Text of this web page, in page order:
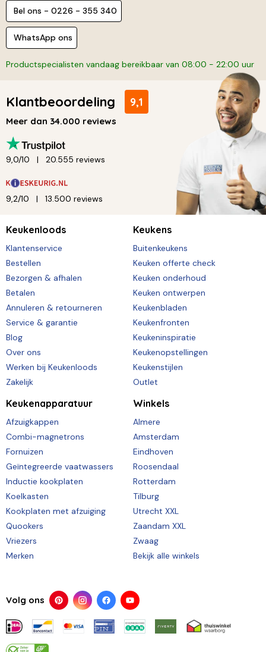
Bel ons - 0226 - 355 340
WhatsApp ons
Productspecialisten vandaag bereikbaar van 08:00 - 22:00 uur
Klantbeoordeling 9,1
Meer dan 34.000 reviews
9,0/10 20.555 reviews
9,2/10 13.500 reviews
Keukenloods
Klantenservice
Bestellen
Bezorgen & afhalen
Betalen
Annuleren & retourneren
Service & garantie
Blog
Over ons
Werken bij Keukenloods
Zakelijk
Keukens
Buitenkeukens
Keuken offerte check
Keuken onderhoud
Keuken ontwerpen
Keukenbladen
Keukenfronten
Keukeninspiratie
Keukenopstellingen
Keukenstijlen
Outlet
Keukenapparatuur
Afzuigkappen
Combi-magnetrons
Fornuizen
Geïntegreerde vaatwassers
Inductie kookplaten
Koelkasten
Kookplaten met afzuiging
Quookers
Vriezers
Merken
Winkels
Almere
Amsterdam
Eindhoven
Roosendaal
Rotterdam
Tilburg
Utrecht XXL
Zaandam XXL
Zwaag
Bekijk alle winkels
Volg ons